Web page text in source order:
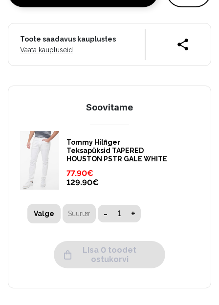
Toote saadavus kauplustes
Vaata kaupluseid
Soovitame
Tommy Hilfiger
Teksapüksid TAPERED
HOUSTON PSTR GALE WHITE
77.90€
129.90€
Valge Suurus - +
Lisa 0 toodet
ostukorvi